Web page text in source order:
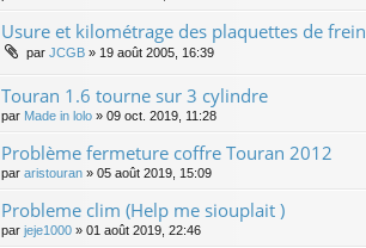
Usure et kilométrage des plaquettes de frein
par JCGB » 19 août 2005, 16:39
Touran 1.6 tourne sur 3 cylindre
par Made in lolo » 09 oct. 2019, 11:28
Problème fermeture coffre Touran 2012
par aristouran » 05 août 2019, 15:09
Probleme clim (Help me siouplait )
par jeje1000 » 01 août 2019, 22:46